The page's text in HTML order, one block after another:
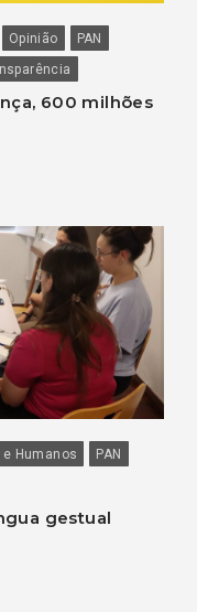
Opinião
PAN
600 milhões
Humanos
PAN
gestual